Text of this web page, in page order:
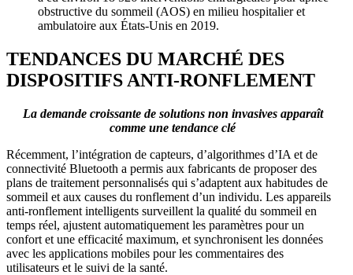
obstructive du sommeil (AOS) en milieu hospitalier et
ambulatoire aux États-Unis en 2019.
TENDANCES DU MARCHÉ DES
DISPOSITIFS ANTI-RONFLEMENT
La demande croissante de solutions non invasives apparaît
comme une tendance clé
Récemment, l’intégration de capteurs, d’algorithmes d’IA et de
connectivité Bluetooth a permis aux fabricants de proposer des
plans de traitement personnalisés qui s’adaptent aux habitudes de
sommeil et aux causes du ronflement d’un individu. Les appareils
anti-ronflement intelligents surveillent la qualité du sommeil en
temps réel, ajustent automatiquement les paramètres pour un
confort et une efficacité maximum, et synchronisent les données
avec les applications mobiles pour les commentaires des
utilisateurs et le suivi de la santé.